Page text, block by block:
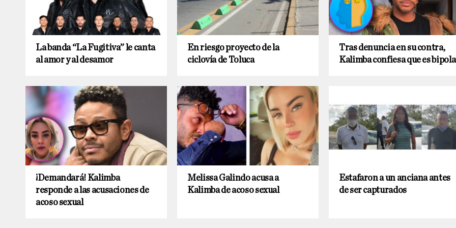
La banda “La Fugitiva” le canta
al amor y al desamor
En riesgo proyecto de la
ciclovía de Toluca
Tras denuncia en su contra,
Kalimba confiesa que es
¡Demandará! Kalimba
responde a las acusaciones de
acoso sexual
Melissa Galindo acusa a
Kalimba de acoso sexual
Estafaron a un anciana antes
de ser capturados